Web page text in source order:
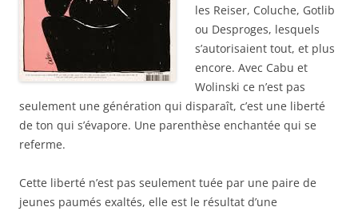
les Reiser, Coluche, Gotlib
ou Desproges, lesquels
s’autorisaient tout, et plus
encore. Avec Cabu et
Wolinski ce n’est pas
seulement une génération qui disparaît, c’est une liberté
de ton qui s’évapore. Une parenthèse enchantée qui se
referme.
Cette liberté n’est pas seulement tuée par une paire de
jeunes paumés exaltés, elle est le résultat d’une